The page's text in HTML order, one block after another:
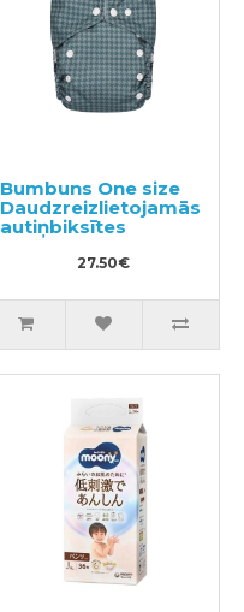
Bumbuns One size
Daudzreizlietojamās
autiņbiksītes
27.50€